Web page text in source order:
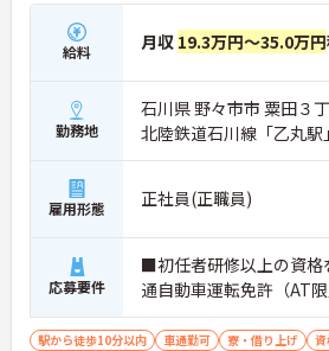
給料 月収 19.3万円～35.0万円
勤務地
石川県 野々市市 粟田３
北陸鉄道石川線「乙丸駅
雇用形態 正社員(正職員)
応募要件
■初任者研修以上の資
通自動車運転免許（AT限
駅から徒歩10分以内 車通勤可 寮・借り上げ